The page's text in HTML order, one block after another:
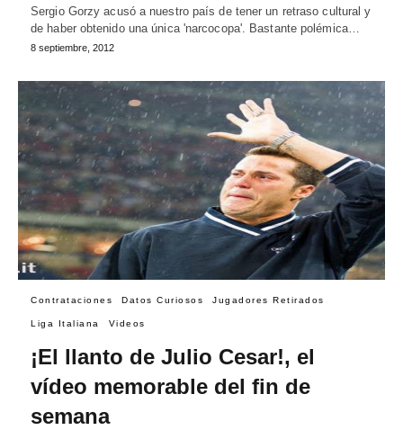
Sergio Gorzy acusó a nuestro país de tener un retraso cultural y
de haber obtenido una única 'narcocopa'. Bastante polémica…
8 septiembre, 2012
Contrataciones Datos Curiosos Jugadores Retirados
Liga Italiana Videos
¡El llanto de Julio Cesar!, el
vídeo memorable del fin de
semana